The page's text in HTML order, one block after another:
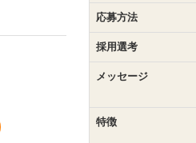
応募方法
採用選考
メッセージ
特徴